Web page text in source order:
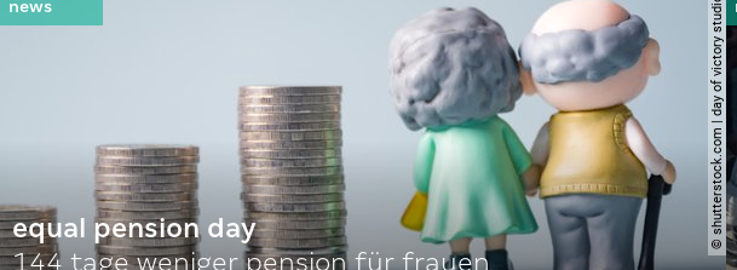
© shutterstock.com | day of victory studio
equal pension day
144 tage weniger pension für frauen